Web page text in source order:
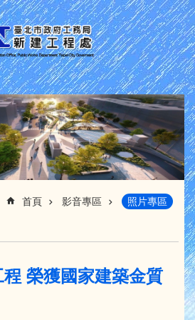
首頁 影音專區 照片專區
榮獲國家建築金質